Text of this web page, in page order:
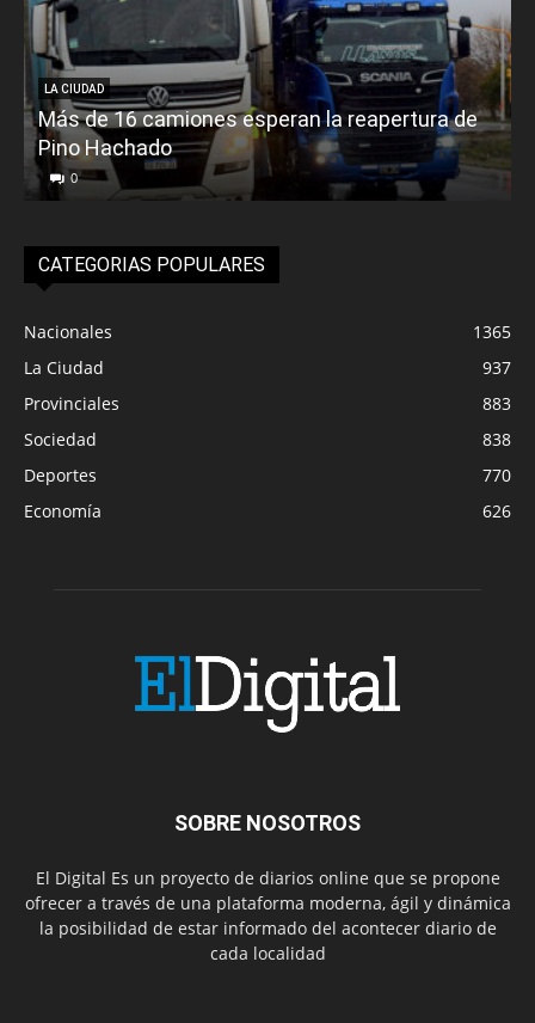
LA CIUDAD
Más de 16 camiones esperan la reapertura de
Pino Hachado
0
CATEGORIAS POPULARES
Nacionales
1365
La Ciudad
937
Provinciales
883
Sociedad
838
Deportes
770
Economía
626
SOBRE NOSOTROS
El Digital Es un proyecto de diarios online que se propone
ofrecer a través de una plataforma moderna, ágil y dinámica
la posibilidad de estar informado del acontecer diario de
cada localidad